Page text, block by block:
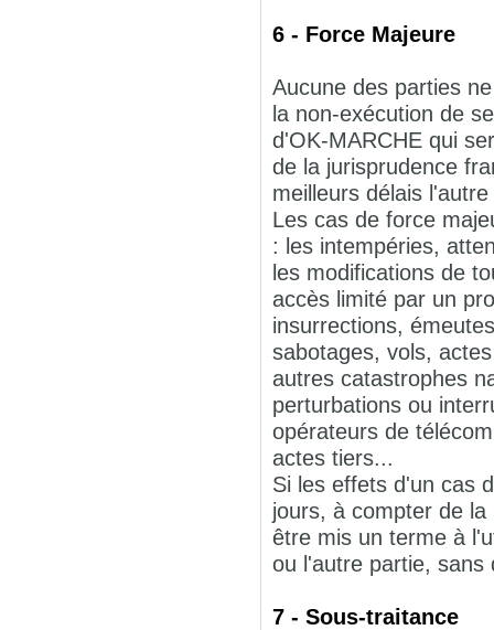
6 - Force Majeure
Aucune des parties
la non-exécution de
d'OK-MARCHE qui
de la jurisprudence
meilleurs délais
Les cas de force
: les intempéries,
les modifications de
accès limité par un
insurrections,
sabotages, vols,
autres catastrophes
perturbations ou
opérateurs de
actes tiers...
Si les effets d'un cas
jours, à compter de
être mis un terme à
ou l'autre partie, sans
7 - Sous-traitance